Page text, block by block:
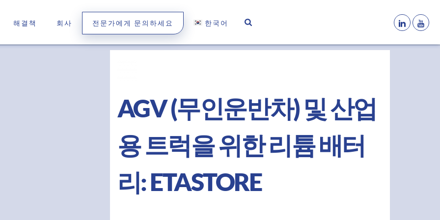
해결책 회사 전문가에게 문의하세요 한국어
AGV (무인운반차) 및 산업
용 트럭을 위한 리튬 배터
리: ETASTORE